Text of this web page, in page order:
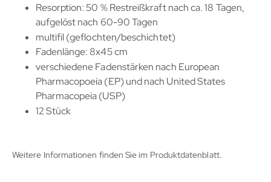
Resorption: 50 % Restreißkraft nach ca. 18 Tagen,
aufgelöst nach 60-90 Tagen
multifil (geflochten/beschichtet)
Fadenlänge: 8x45 cm
verschiedene Fadenstärken nach European
Pharmacopoeia (EP) und nach United States
Pharmacopeia (USP)
12 Stück
Weitere Informationen finden Sie im Produktdatenblatt.